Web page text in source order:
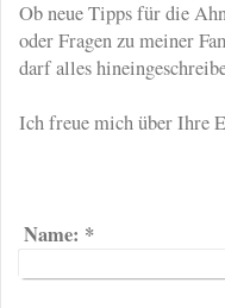
Ob neue Tipps für die
oder Fragen zu meiner
darf alles
Ich freue mich über Ihre
Name: *